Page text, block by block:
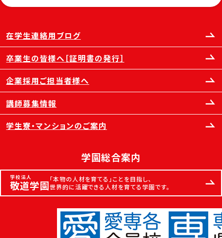
在学生連絡用ブログ
卒業生の皆様へ［証明書の発行］
企業採用ご担当者様へ
講師募集情報
学生寮・マンションのご案内
学園総合案内
学校法人
敬道学園「本物の人材を育てる」ことを目指し、
世界的に活躍できる人材を育てる学園です。